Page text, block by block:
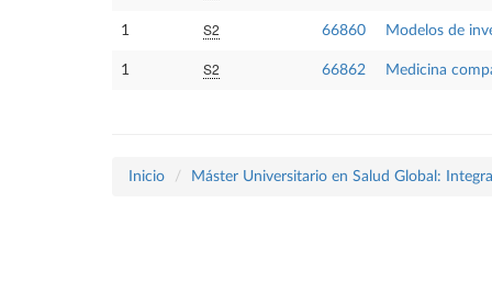
1 S2 66860 Modelos de
1 S2 66862 Medicina
Inicio Máster Universitario en Salud Global: